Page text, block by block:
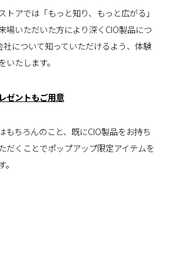
トアでは「もっと知り、もっと広がる」
場いただいた方により深くCIO製品につ
社について知っていただけるよう、体験
いたします。
ゼントもご用意
もちろんのこと、既にCIO製品をお持ち
だくことでポップアップ限定アイテムを